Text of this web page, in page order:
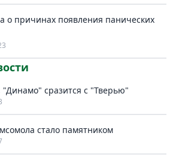
о причинах появления панических
"Динамо" сразится с "Тверью"
стало памятником